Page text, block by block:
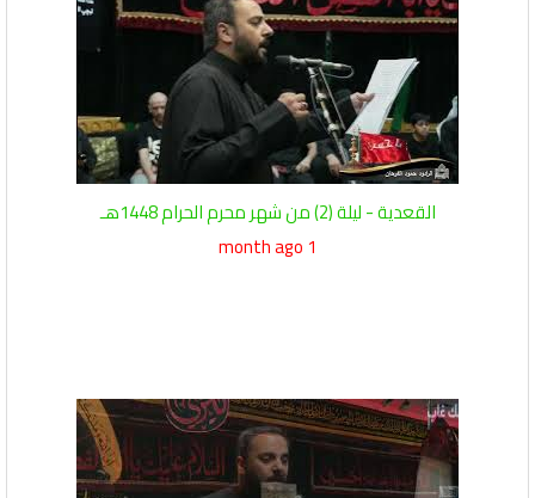
القعدية - ليلة (2) من شهر محرم الحرام 1448هـ
1 month ago